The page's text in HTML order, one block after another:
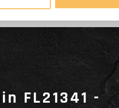
FL21341 -